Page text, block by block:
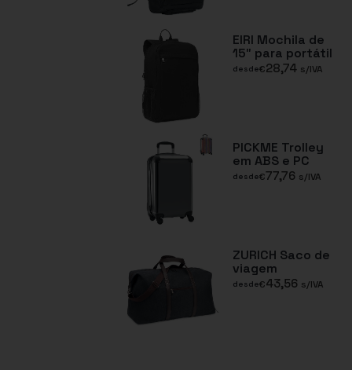
EIRI Mochila de
15″ para portátil
desde€28,74 s/IVA
PICKME Trolley
em ABS e PC
desde€77,76 s/IVA
ZURICH Saco de
viagem
desde€43,56 s/IVA